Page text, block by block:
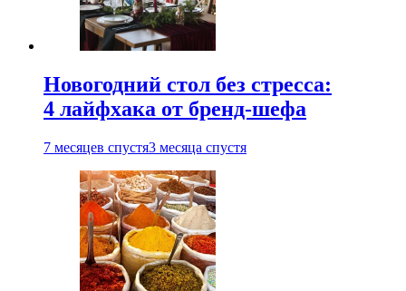
Новогодний стол без стресса:
4 лайфхака от бренд-шефа
7 месяцев спустя3 месяца спустя